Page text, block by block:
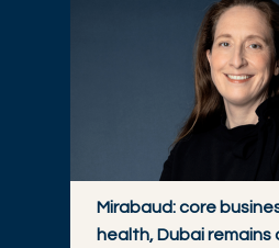
Mirabaud: core
health, Dubai remains